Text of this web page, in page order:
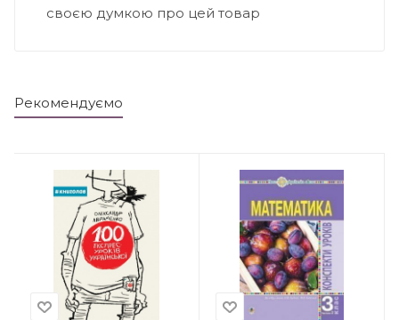
своєю думкою про цей товар
Рекомендуємо